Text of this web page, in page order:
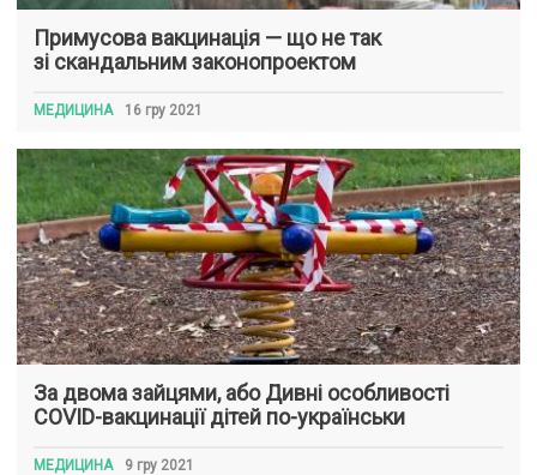
Примусова вакцинація — що не так
зі скандальним законопроектом
МЕДИЦИНА 16 гру 2021
За двома зайцями, або Дивні особливості
COVID-вакцинації дітей по-українськи
МЕДИЦИНА 9 гру 2021